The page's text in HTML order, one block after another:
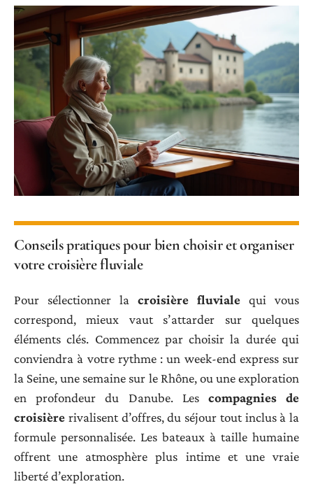
Conseils pratiques pour bien choisir et organiser
votre croisière fluviale
Pour sélectionner la croisière fluviale qui vous
correspond, mieux vaut s’attarder sur quelques
éléments clés. Commencez par choisir la durée qui
conviendra à votre rythme : un week-end express sur
la Seine, une semaine sur le Rhône, ou une exploration
en profondeur du Danube. Les compagnies de
croisière rivalisent d’offres, du séjour tout inclus à la
formule personnalisée. Les bateaux à taille humaine
offrent une atmosphère plus intime et une vraie
liberté d’exploration.